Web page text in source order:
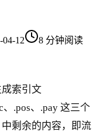
04-12 8 分钟阅读
索引文
、.pos、.pay 这三个
剩余的内容，即流